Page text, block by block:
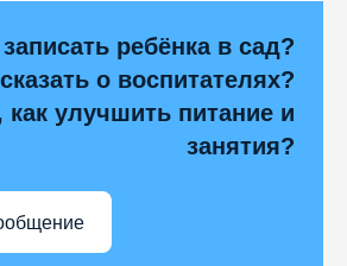
ребёнка в сад?
о воспитателях?
как улучшить питание и
занятия?